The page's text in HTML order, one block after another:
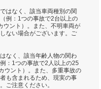
はなく、該当車両種別の関
例：1つの事故で2台以上の
ウント）。また、不明車両が
ない場合がございます。ご
なく、該当年齢人物の関わ
：1つの事故で2人以上の25
ウント）。また、多重事故の
も含まれるため、現実の事
ご注意ください。